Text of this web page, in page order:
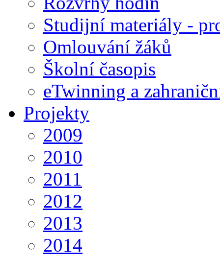
Studijní materiály -
Omlouvání žáků
Školní časopis
eTwinning a
Projekty
2009
2010
2011
2012
2013
2014